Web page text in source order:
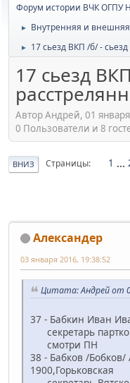
Форум истории ВЧК ОГПУ
► Внутренняя и
► 17 сьезд ВКП /б/ -
17 сьезд
Автор Андрей, 01
0 Пользователи и 8
ВНИЗ Страницы 1 ...
Александер
03 января 2016, 19:38:52
Цитата: Андрей от
37 - Бабкин Иван
секретарь
смотри ПН
38 - Бабков /
1900,Горьковская